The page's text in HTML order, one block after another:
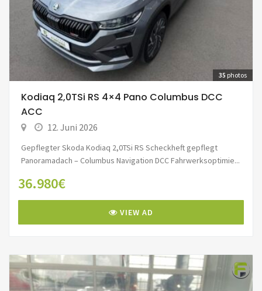
35 photos
Kodiaq 2,0TSi RS 4×4 Pano Columbus DCC
ACC
12. Juni 2026
Gepflegter Skoda Kodiaq 2,0TSi RS Scheckheft gepflegt
Panoramadach – Columbus Navigation DCC Fahrwerksoptimie...
36.980€
VIEW AD